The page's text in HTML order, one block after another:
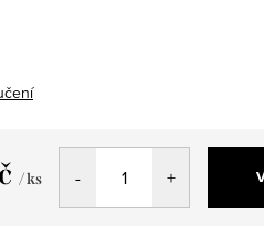
/ ks